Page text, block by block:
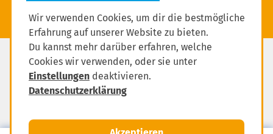
Impressum
Datenschutzerklärung
Wir verwenden Cookies, um dir die bestmögliche
Erfahrung auf unserer Website zu bieten.
Du kannst mehr darüber erfahren, welche
Cookies wir verwenden, oder sie unter
Einstellungen deaktivieren.
Datenschutzerklärung